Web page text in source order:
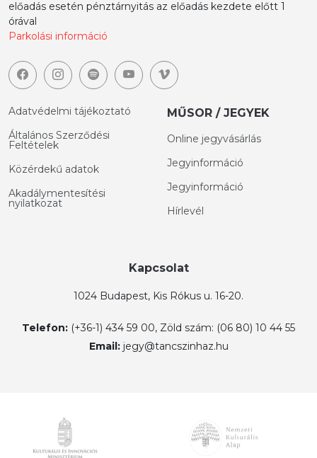
előadás esetén pénztárnyitás az előadás kezdete előtt 1
órával
Parkolási információ
Adatvédelmi tájékoztató
Általános Szerződési
Feltételek
Közérdekű adatok
Akadálymentesítési
nyilatkozat
MŰSOR / JEGYEK
Online jegyvásárlás
Jegyinformáció
Jegyinformáció
Hírlevél
Kapcsolat
1024 Budapest, Kis Rókus u. 16-20.
Telefon: (+36-1) 434 59 00, Zöld szám: (06 80) 10 44 55
Email: jegy@tancszinhaz.hu